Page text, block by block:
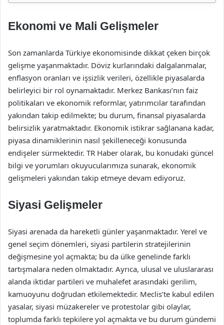
Ekonomi ve Mali Gelişmeler
Son zamanlarda Türkiye ekonomisinde dikkat çeken birçok
gelişme yaşanmaktadır. Döviz kurlarındaki dalgalanmalar,
enflasyon oranları ve işsizlik verileri, özellikle piyasalarda
belirleyici bir rol oynamaktadır. Merkez Bankası’nın faiz
politikaları ve ekonomik reformlar, yatırımcılar tarafından
yakından takip edilmekte; bu durum, finansal piyasalarda
belirsizlik yaratmaktadır. Ekonomik istikrar sağlanana kadar,
piyasa dinamiklerinin nasıl şekilleneceği konusunda
endişeler sürmektedir. TR Haber olarak, bu konudaki güncel
bilgi ve yorumları okuyucularımıza sunarak, ekonomik
gelişmeleri yakından takip etmeye devam ediyoruz.
Siyasi Gelişmeler
Siyasi arenada da hareketli günler yaşanmaktadır. Yerel ve
genel seçim dönemleri, siyasi partilerin stratejilerinin
değişmesine yol açmakta; bu da ülke genelinde farklı
tartışmalara neden olmaktadır. Ayrıca, ulusal ve uluslararası
alanda iktidar partileri ve muhalefet arasındaki gerilim,
kamuoyunu doğrudan etkilemektedir. Meclis’te kabul edilen
yasalar, siyasi müzakereler ve protestolar gibi olaylar,
toplumda farklı tepkilere yol açmakta ve bu durum gündemi